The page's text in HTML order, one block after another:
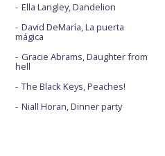
Ella Langley, Dandelion
David DeMaría, La puerta
mágica
Gracie Abrams, Daughter from
hell
The Black Keys, Peaches!
Niall Horan, Dinner party